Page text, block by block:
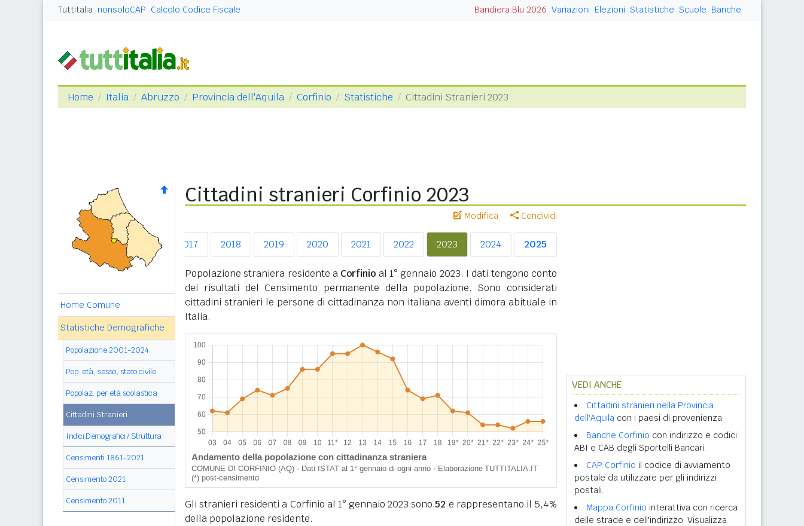
Tuttitalia nonsoloCAP Calcolo Codice Fiscale Bandiera Blu 2026 Variazioni Elezioni Statistiche Scuole Banche
Home Italia Abruzzo Provincia dell'Aquila Corfinio Statistiche Cittadini Stranieri 2023
Home Comune
Statistiche Demografiche
Popolazione 2001-2024
Pop. età, sesso, stato civile
Popolaz. per età scolastica
Cittadini Stranieri
Indici Demografici / Struttura
Censimenti 1861-2021
Censimento 2021
Censimento 2011
Cittadini stranieri Corfinio 2023
Modifica Condividi
2015 2017 2018 2019 2020 2021 2022 2023 2024 2025
Popolazione straniera residente a Corfinio al 1° gennaio 2023. I dati tengono conto
dei risultati del Censimento permanente della popolazione. Sono considerati
cittadini stranieri le persone di cittadinanza non italiana aventi dimora abituale in
Italia.
Gli stranieri residenti a Corfinio al 1° gennaio 2023 sono52 e rappresentano il 5,4%
della popolazione residente.
VEDI ANCHE
Cittadini stranieri nella Provincia
dell'Aquila con i paesi di provenienza.
Banche Corfinio con indirizzo e codici
ABI e CAB degli Sportelli Bancari.
CAP Corfinio il codice di avviamento
postale da utilizzare per gli indirizzi
postali.
Mappa Corfinio interattiva con ricerca
delle strade e dell'indirizzo. Visualizza